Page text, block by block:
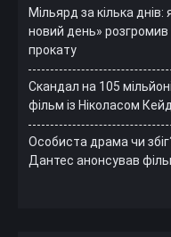
Мільярд за кілька
новий день» розгромив
прокату
Скандал на 105
фільм із Ніколасом
Особиста драма чи
Дантес анонсував